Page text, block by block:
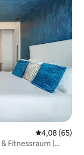
4,08 (65)
Fitnessraum |